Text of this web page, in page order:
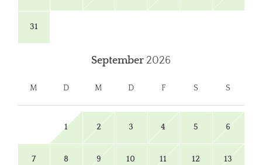
31
September 2026
M D M D F S S
1 2 3 4 5 6
7 8 9 10 11 12 13